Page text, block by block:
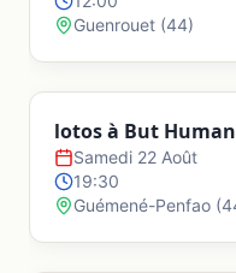
Beauvoir-sur-Mer
Bellevigny
Guenrouet (44)
lotos à But
Samedi 22 Août
19:30
Guémené-Penfao (